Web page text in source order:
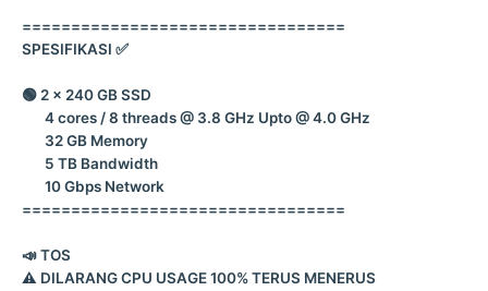
=================================
SPESIFIKASI ✅
🟢 2 x 240 GB SSD
4 cores / 8 threads @ 3.8 GHz Upto @ 4.0 GHz
32 GB Memory
5 TB Bandwidth
10 Gbps Network
=================================
📣 TOS
⚠️ DILARANG CPU USAGE 100% TERUS MENERUS